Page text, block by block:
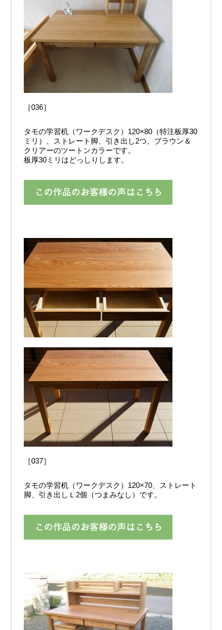
［036］
タモの学習机（ワークデスク）120×80（特注板厚30
ミリ）、ストレート脚、引き出し2つ、ブラウン＆
クリアーのツートンカラーです。
板厚30ミリはどっしりします。
［037］
タモの学習机（ワークデスク）120×70、ストレート
脚、引き出しＬ2個（つまみなし）です。